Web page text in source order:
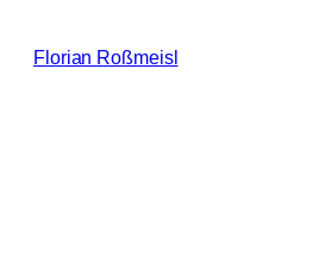
Inhalt
Florian Roßmeisl